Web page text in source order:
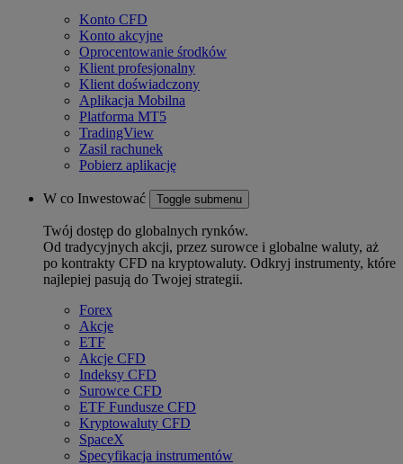
Konto CFD
Konto akcyjne
Oprocentowanie środków
Klient profesjonalny
Klient doświadczony
Aplikacja Mobilna
Platforma MT5
TradingView
Zasil rachunek
Pobierz aplikację
W co Inwestować Toggle submenu
Twój dostęp do globalnych rynków.
Od tradycyjnych akcji, przez surowce i globalne waluty, aż
po kontrakty CFD na kryptowaluty. Odkryj instrumenty, które
najlepiej pasują do Twojej strategii.
Forex
Akcje
ETF
Akcje CFD
Indeksy CFD
Surowce CFD
ETF Fundusze CFD
Kryptowaluty CFD
SpaceX
Specyfikacja instrumentów